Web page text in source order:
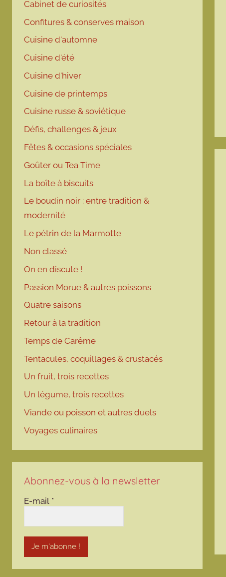
Cabinet de curiosités
Confitures & conserves maison
Cuisine d'automne
Cuisine d'été
Cuisine d'hiver
Cuisine de printemps
Cuisine russe & soviétique
Défis, challenges & jeux
Fêtes & occasions spéciales
Goûter ou Tea Time
La boîte à biscuits
Le boudin noir : entre tradition &
modernité
Le pétrin de la Marmotte
Non classé
On en discute !
Passion Morue & autres poissons
Quatre saisons
Retour à la tradition
Temps de Carême
Tentacules, coquillages & crustacés
Un fruit, trois recettes
Un légume, trois recettes
Viande ou poisson et autres duels
Voyages culinaires
Abonnez-vous à la newsletter
E-mail *